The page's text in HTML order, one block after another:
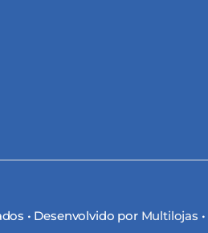
• Desenvolvido por Multilojas •